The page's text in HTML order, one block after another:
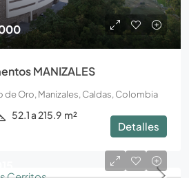
MANIZALES
de Oro, Manizales, Caldas, Colombia
52.1 a 215.9 m²
Detalles